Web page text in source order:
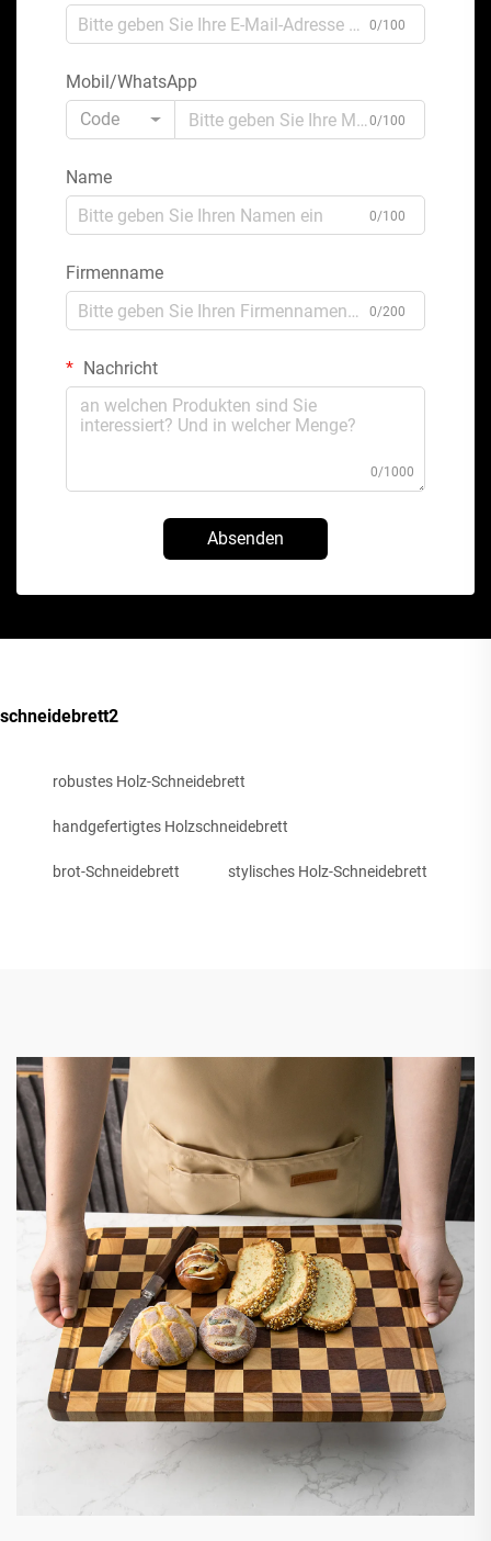
0/100
Mobil/WhatsApp
Code
0/100
Name
0/100
Firmenname
0/200
Nachricht
0/1000
Absenden
schneidebrett2
robustes Holz-Schneidebrett
handgefertigtes Holzschneidebrett
brot-Schneidebrett stylisches Holz-Schneidebrett